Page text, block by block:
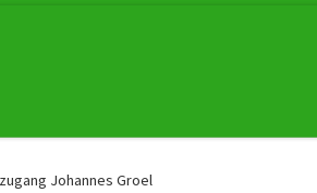
Johannes Groel